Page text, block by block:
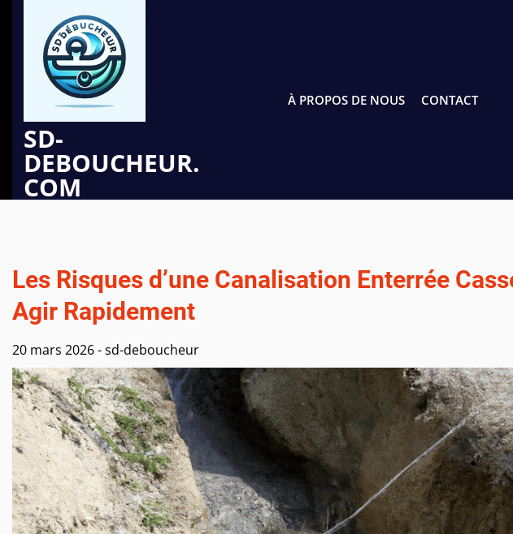
contenu
SD-
DEBOUCHEUR.
COM
À PROPOS DE NOUS CONTACT
Les Risques d’une Canalisation Enterrée
Agir Rapidement
20 mars 2026-sd-deboucheur